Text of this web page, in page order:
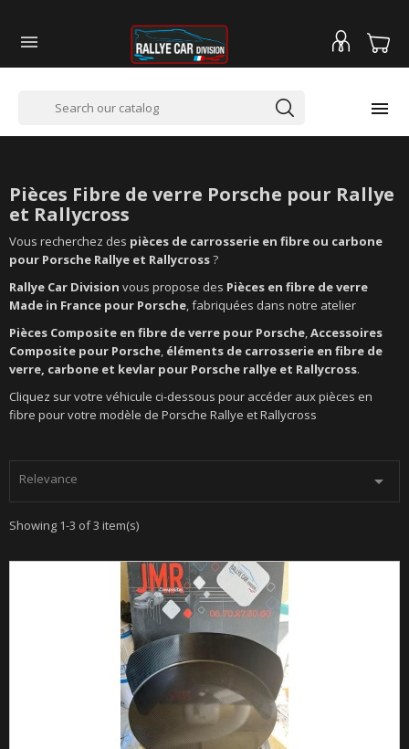


Pièces Fibre de verre Porsche pour Rallye
et Rallycross
Vous recherchez des pièces de carrosserie en fibre ou carbone
pour Porsche Rallye et Rallycross?
Rallye Car Division vous propose des Pièces en fibre de verre
Made in France pour Porsche, fabriquées dans notre atelier
Pièces Composite en fibre de verre pour Porsche,Accessoires
Composite pour Porsche, éléments de carrosserie en fibre de
verre, carbone et kevlar pour Porsche rallye et Rallycross.
Cliquez sur votre véhicule ci-dessous pour accéder aux pièces en
fibre pour votre modèle de Porsche Rallye et Rallycross
Relevance 
Showing 1-3 of 3 item(s)